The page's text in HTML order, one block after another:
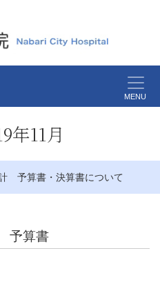
MENU
年11月
予算書・決算書について
予算書